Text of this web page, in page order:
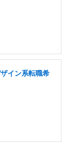
イン系転職希